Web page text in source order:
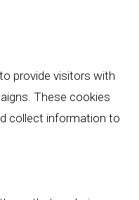
provide visitors with
These cookies
collect information to